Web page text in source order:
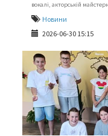
вокалі, акторській
Новини
2026-06-30 15:15